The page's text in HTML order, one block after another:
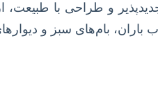
و طراحی با
بام‌های سبز و